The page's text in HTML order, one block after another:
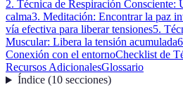
2. Técnica de Respiración Consciente:
calma3. Meditación: Encontrar la paz
vía efectiva para liberar tensiones5.
Muscular: Libera la tensión acumulada
Conexión con el entornoChecklist de
Recursos AdicionalesGlossario
Índice(10 secciones)